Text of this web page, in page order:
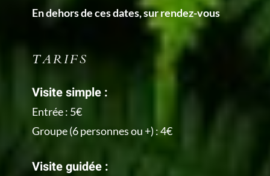
En dehors de ces dates, sur rendez-vous
TARIFS
Visite simple :
Entrée : 5€
Groupe (6 personnes ou +) : 4€
Visite guidée :